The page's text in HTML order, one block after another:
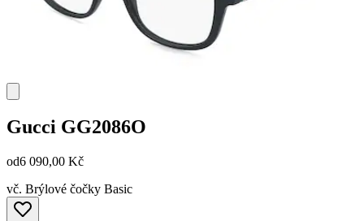
Gucci GG2086O
od6 090,00 Kč
vč. Brýlové čočky Basic